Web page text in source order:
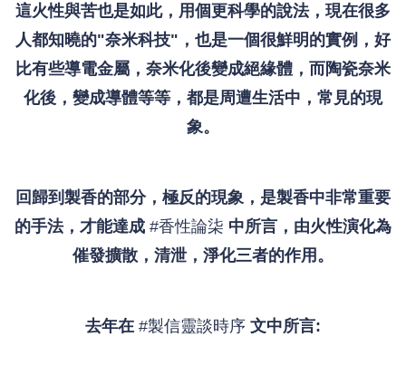
這火性與苦也是如此，用個更科學的說法，現在很多
人都知曉的"奈米科技"，也是一個很鮮明的實例，好
比有些導電金屬，奈米化後變成絕緣體，而陶瓷奈米
化後，變成導體等等，都是周遭生活中，常見的現
象。
回歸到製香的部分，極反的現象，是製香中非常重要
的手法，才能達成 #香性論柒 中所言，由火性演化為
催發擴散，清泄，淨化三者的作用。
去年在 #製信靈談時序 文中所言: